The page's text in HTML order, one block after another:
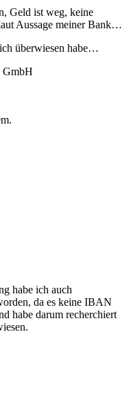
Geld ist weg, keine
Aussage meiner Bank…
überwiesen habe…
GmbH
habe ich auch
da es keine IBAN
habe darum recherchiert